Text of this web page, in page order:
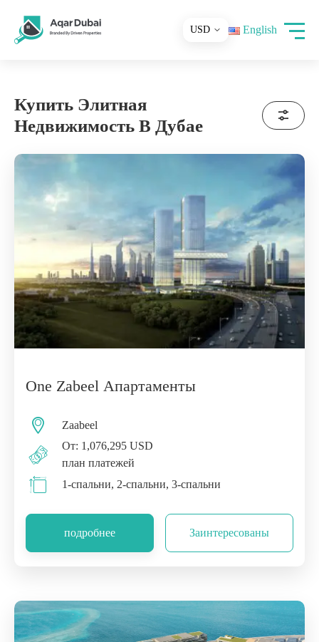
English
Купить Элитная
Недвижимость В Дубае
One Zabeel Апартаменты
Zaabeel
От: 1,076,295 USD
план платежей
1-спальни, 2-спальни, 3-спальни
подробнее Заинтересованы